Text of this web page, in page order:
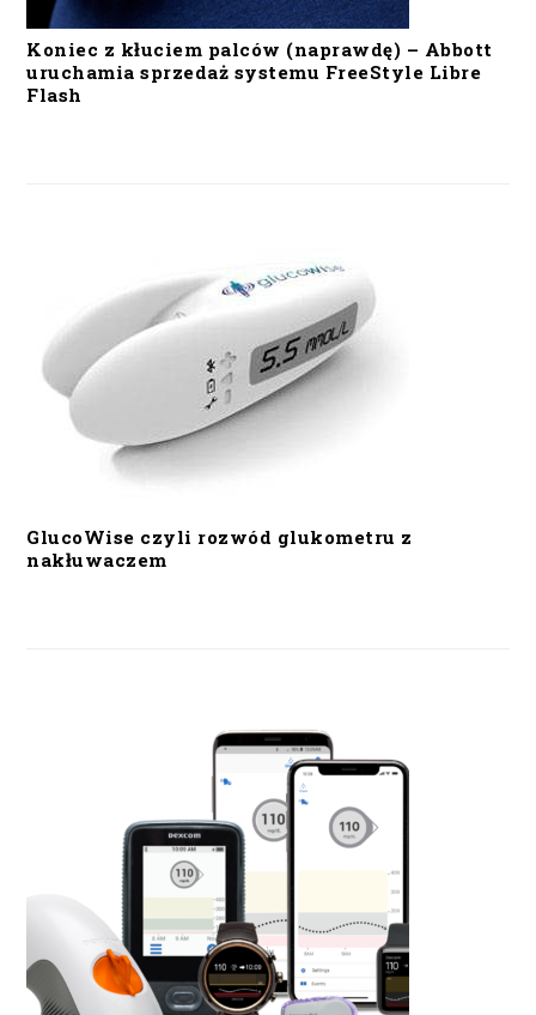
Koniec z kłuciem palców (naprawdę) – Abbott
uruchamia sprzedaż systemu FreeStyle Libre
Flash
GlucoWise czyli rozwód glukometru z
nakłuwaczem